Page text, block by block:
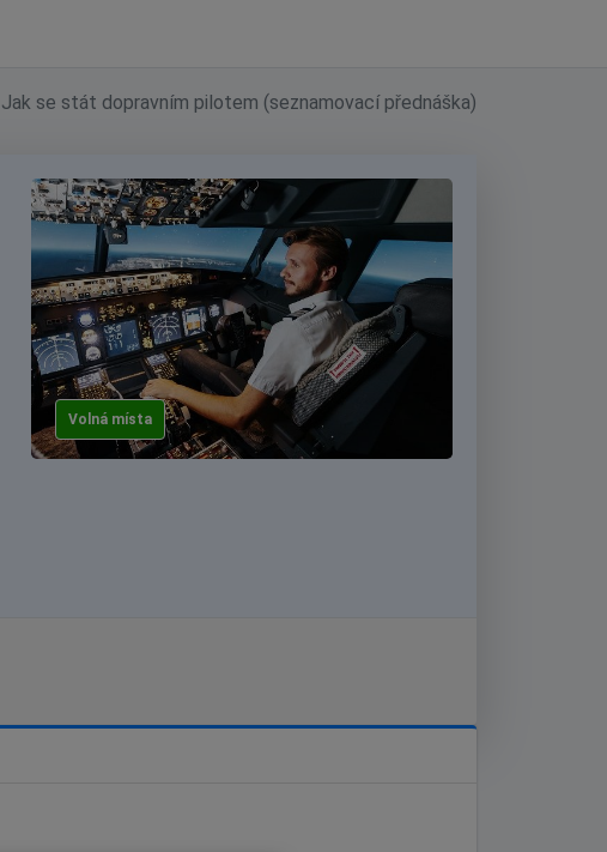
Jak se stát dopravním pilotem (seznamovací přednáška)
Volná místa